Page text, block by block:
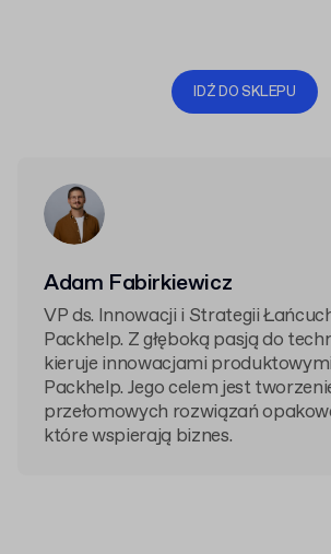
IDŹ DO SKLEPU
Adam Fabirkiewicz
VP ds. Innowacji i Strategii
Packhelp. Z głęboką pasją do
kieruje innowacjami
Packhelp. Jego celem jest
przełomowych rozwiązań
które wspierają biznes.